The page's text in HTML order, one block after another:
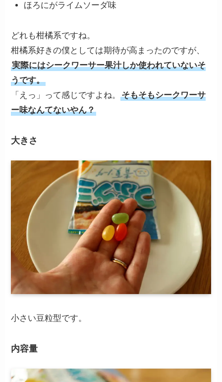
ほろにがライムソーダ味
どれも柑橘系ですね。
柑橘系好きの僕としては期待が高まったのですが、
実際にはシークワーサー果汁しか使われていないそ
うです。
「えっ」って感じですよね。そもそもシークワーサ
ー味なんてないやん？
大きさ
小さい豆粒型です。
内容量